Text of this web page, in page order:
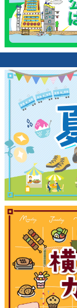
観光ガイド
ランキング
ブログ記事
サイトについて